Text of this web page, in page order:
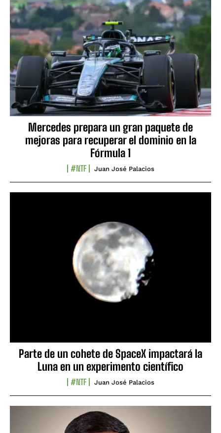
Mercedes prepara un gran paquete de
mejoras para recuperar el dominio en la
Fórmula 1
#NTF Juan José Palacios
Parte de un cohete de SpaceX impactará la
Luna en un experimento científico
#NTF Juan José Palacios